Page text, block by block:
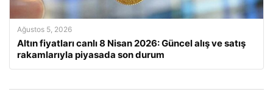
Ağustos 5, 2026
Altın fiyatları canlı 8 Nisan 2026: Güncel alış ve satış
rakamlarıyla piyasada son durum